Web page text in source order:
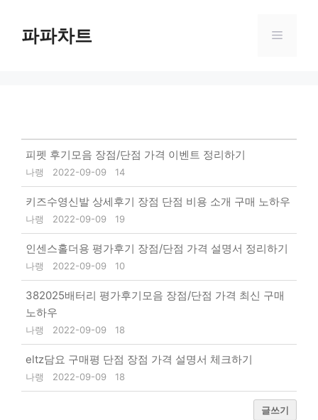
content파파차트 Menu
피펫 후기모음 장점/단점 가격 이벤트 정리하기
나랭 2022-09-09 14
키즈수영신발 상세후기 장점 단점 비용 소개 구매 노하우
나랭 2022-09-09 19
인센스홀더용 평가후기 장점/단점 가격 설명서 정리하기
나랭 2022-09-09 10
382025배터리 평가후기모음 장점/단점 가격 최신 구매
노하우
나랭 2022-09-09 18
eltz담요 구매평 단점 장점 가격 설명서 체크하기
나랭 2022-09-09 18
글쓰기